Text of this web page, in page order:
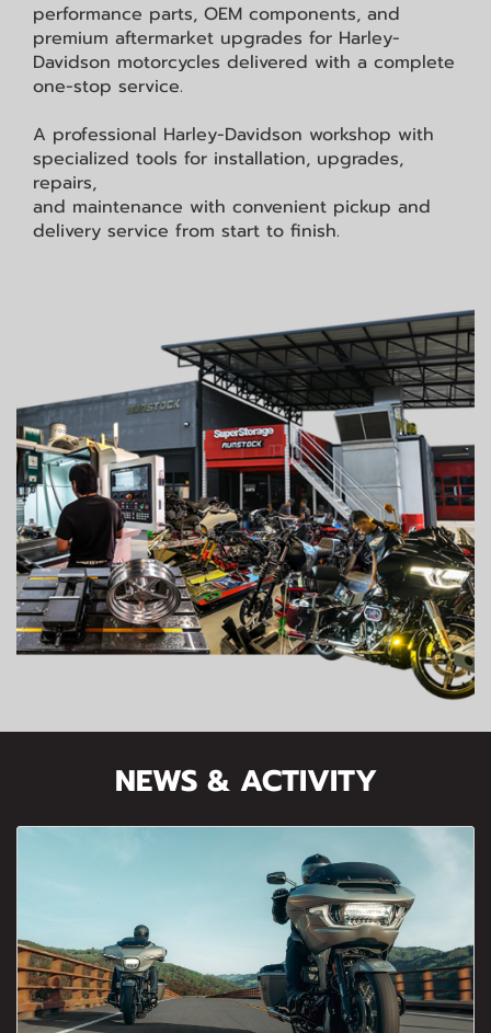
performance parts, OEM components, and
premium aftermarket upgrades for Harley-
Davidson motorcycles delivered with a complete
one-stop service.
A professional Harley-Davidson workshop with
specialized tools for installation, upgrades,
repairs,
and maintenance with convenient pickup and
delivery service from start to finish.
NEWS & ACTIVITY